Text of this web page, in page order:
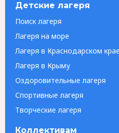
Детские лагеря
Поиск лагеря
Лагеря на море
Лагеря в Краснодарском крае
Лагеря в Крыму
Оздоровительные лагеря
Спортивные лагеря
Творческие лагеря
Коллективам